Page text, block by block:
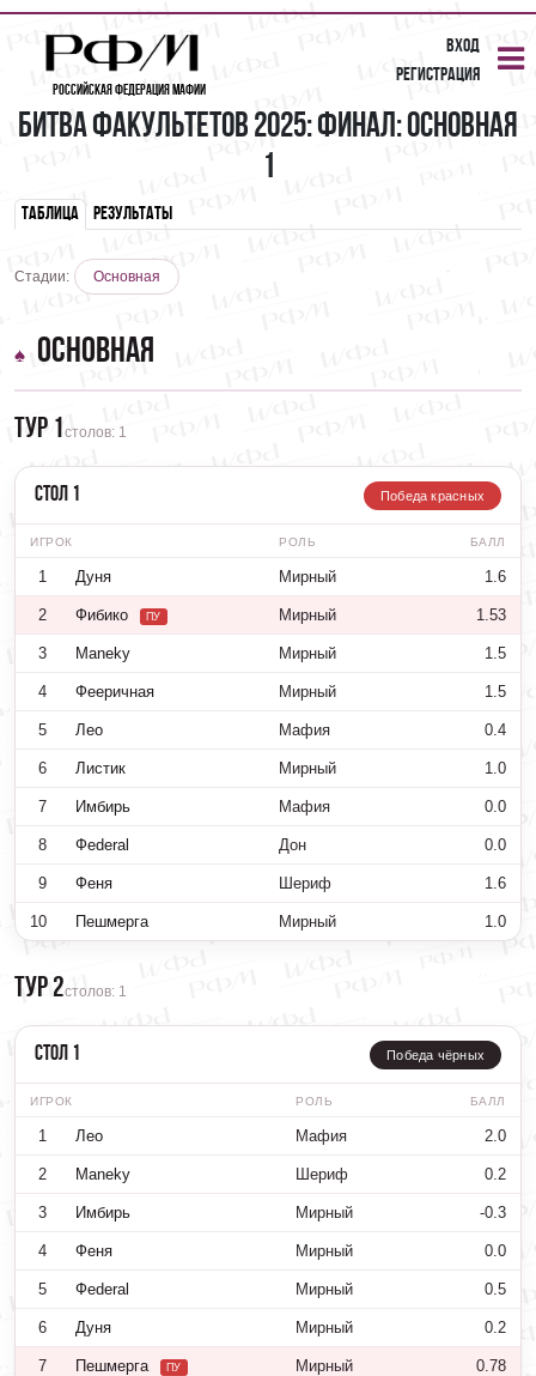
Российская Федерация Мафии
Вход
Регистрация
Битва Факультетов 2025: Финал: Основная
1
Таблица Результаты
Стадии: Основная
Основная
Тур 1столов: 1
Стол 1 Победа красных
ИГРОК РОЛЬ БАЛЛ
1 Дуня Мирный 1.6
2 Фибико ПУ Мирный 1.53
3 Maneky Мирный 1.5
4 Фееричная Мирный 1.5
5 Лео Мафия 0.4
6 Листик Мирный 1.0
7 Имбирь Мафия 0.0
8 Фederal Дон 0.0
9 Феня Шериф 1.6
10 Пешмерга Мирный 1.0
Тур 2столов: 1
Стол 1 Победа чёрных
ИГРОК РОЛЬ БАЛЛ
1 Лео Мафия 2.0
2 Maneky Шериф 0.2
3 Имбирь Мирный -0.3
4 Феня Мирный 0.0
5 Фederal Мирный 0.5
6 Дуня Мирный 0.2
7 Пешмерга ПУ Мирный 0.78